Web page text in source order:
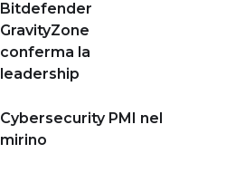
Bitdefender
GravityZone
conferma la
leadership
Cybersecurity PMI nel
mirino